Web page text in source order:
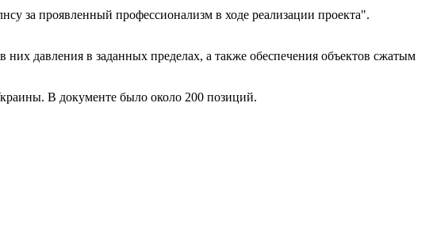
за проявленный профессионализм в ходе реализации проекта".
давления в заданных пределах, а также обеспечения объектов сжатым
В документе было около 200 позиций.